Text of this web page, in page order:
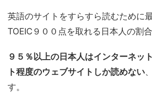
英語のサイトをすらすら読むために
TOEIC９００点を取れる日本人の割合
９５％以上の日本人はインターネッ
ト程度のウェブサイトしか読めない
す。